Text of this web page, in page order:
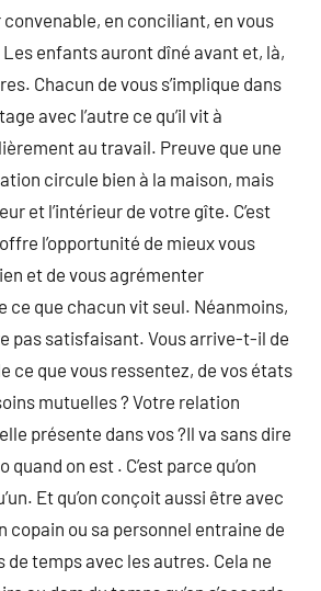
en conciliant, en vous
enfants auront dîné avant et, là,
Chacun de vous s’implique dans
avec l’autre ce qu’il vit à
au travail. Preuve que une
circule bien à la maison, mais
et l’intérieur de votre gîte. C’est
l’opportunité de mieux vous
et de vous agrémenter
ce que chacun vit seul. Néanmoins,
pas satisfaisant. Vous arrive-t-il de
ce que vous ressentez, de vos états
mutuelles ? Votre relation
présente dans vos ?Il va sans dire
quand on est . C’est parce qu’on
Et qu’on conçoit aussi être avec
copain ou sa personnel entraine de
de temps avec les autres. Cela ne